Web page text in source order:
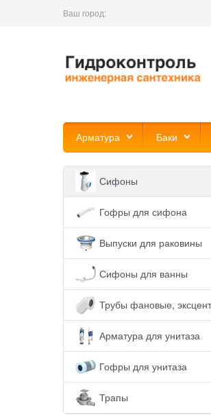
Ваш город:
Арматура Баки
Сифоны
Гофры для сифона
Выпуски для раковины
Сифоны для ванны
Трубы фановые,
Арматура для унитаза
Гофры для унитаза
Трапы